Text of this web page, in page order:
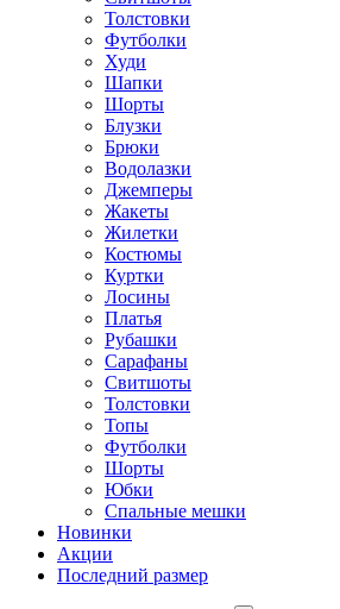
Толстовки
Футболки
Худи
Шапки
Шорты
Блузки
Брюки
Водолазки
Джемперы
Жакеты
Жилетки
Костюмы
Куртки
Лосины
Платья
Рубашки
Сарафаны
Свитшоты
Толстовки
Топы
Футболки
Шорты
Юбки
Спальные мешки
Новинки
Акции
Последний размер